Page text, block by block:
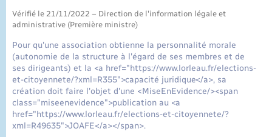
Vérifié le 21/11/2022 – Direction de l'information légale et
administrative (Première ministre)
Pour qu'une association obtienne la personnalité morale
(autonomie de la structure à l'égard de ses membres et de
ses dirigeants) et la <a href="https://www.lorleau.fr/elections-
et-citoyennete/?xml=R355">capacité juridique</a>, sa
création doit faire l'objet d'une <MiseEnEvidence/><span
class="miseenevidence">publication au <a
href="https://www.lorleau.fr/elections-et-citoyennete/?
xml=R49635">JOAFE</a></span>.